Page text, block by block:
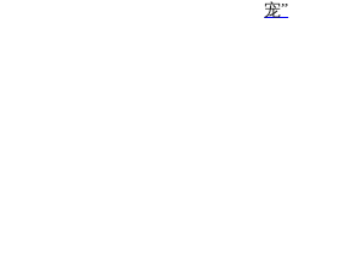
宠”